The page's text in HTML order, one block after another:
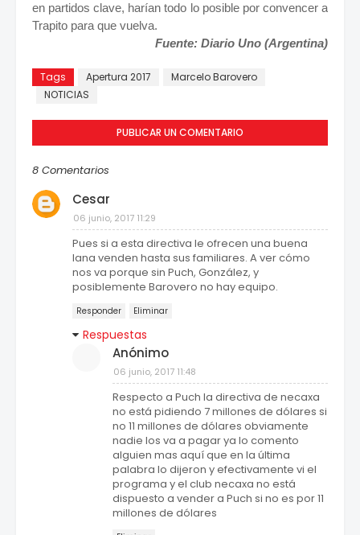
en partidos clave, harían todo lo posible por convencer a
Trapito para que vuelva.
Fuente: Diario Uno (Argentina)
Tags Apertura 2017
Marcelo Barovero
NOTICIAS
PUBLICAR UN COMENTARIO
8 Comentarios
Cesar
06 junio, 2017 11:29
Pues si a esta directiva le ofrecen una buena
lana venden hasta sus familiares. A ver cómo
nos va porque sin Puch, González, y
posiblemente Barovero no hay equipo.
Responder Eliminar
Respuestas
Anónimo
06 junio, 2017 11:48
Respecto a Puch la directiva de necaxa
no está pidiendo 7 millones de dólares si
no 11 millones de dólares obviamente
nadie los va a pagar ya lo comento
alguien mas aquí que en la última
palabra lo dijeron y efectivamente vi el
programa y el club necaxa no está
dispuesto a vender a Puch si no es por 11
millones de dólares